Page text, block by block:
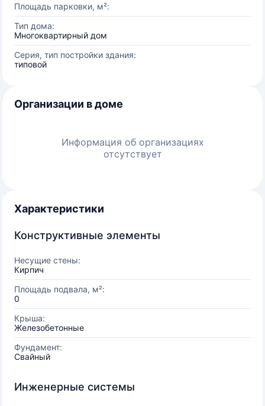
Площадь парковки, м²:
Тип дома:
Многоквартирный дом
Серия, тип постройки здания:
типовой
Организации в доме
Информация об организациях
отсутствует
Характеристики
Конструктивные элементы
Несущие стены:
Кирпич
Площадь подвала, м²:
0
Крыша:
Железобетонные
Фундамент:
Свайный
Инженерные системы